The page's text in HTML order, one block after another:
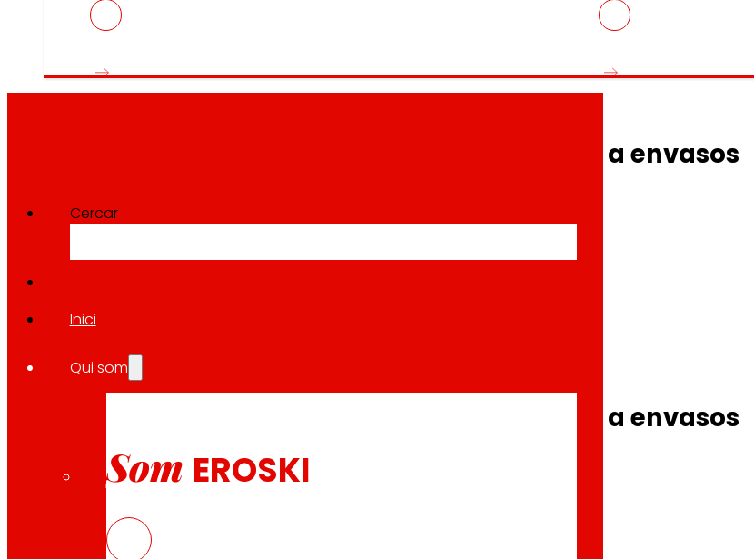
Cercar
Inici
Qui som
Som EROSKI
BOTTLE4FLEX, nou model circular de rPET per a envasos
10.04.2026
BOTTLE4FLEX, nou model circular de rPET per a envasos
Descarregar